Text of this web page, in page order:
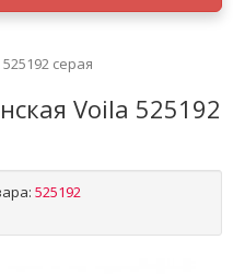
серая
Voila 525192
525192